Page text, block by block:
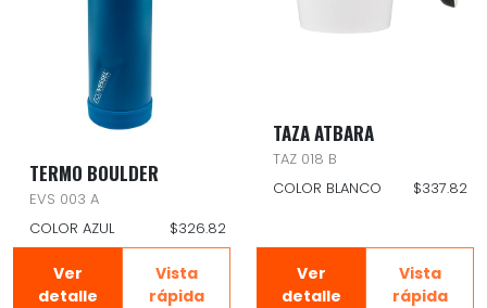
TERMO BOULDER
EVS 003 A
COLOR AZUL
$326.82
Ver
detalle
Vista
rápida
TAZA ATBARA
TAZ 018 B
COLOR BLANCO
$337.82
Ver
detalle
Vista
rápida